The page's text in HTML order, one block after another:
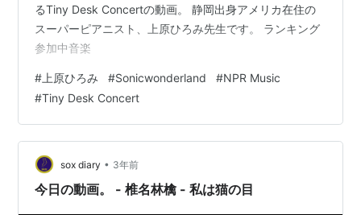
るTiny Desk Concertの動画。 静岡出身アメリカ在住の
スーパーピアニスト、上原ひろみ先生です。 ランキング
参加中音楽
#上原ひろみ #Sonicwonderland #NPR Music
#Tiny Desk Concert
sox diary • 3年前
今日の動画。 - 椎名林檎 - 私は猫の目